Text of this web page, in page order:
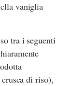
vaniglia
tra i seguenti
di riso),